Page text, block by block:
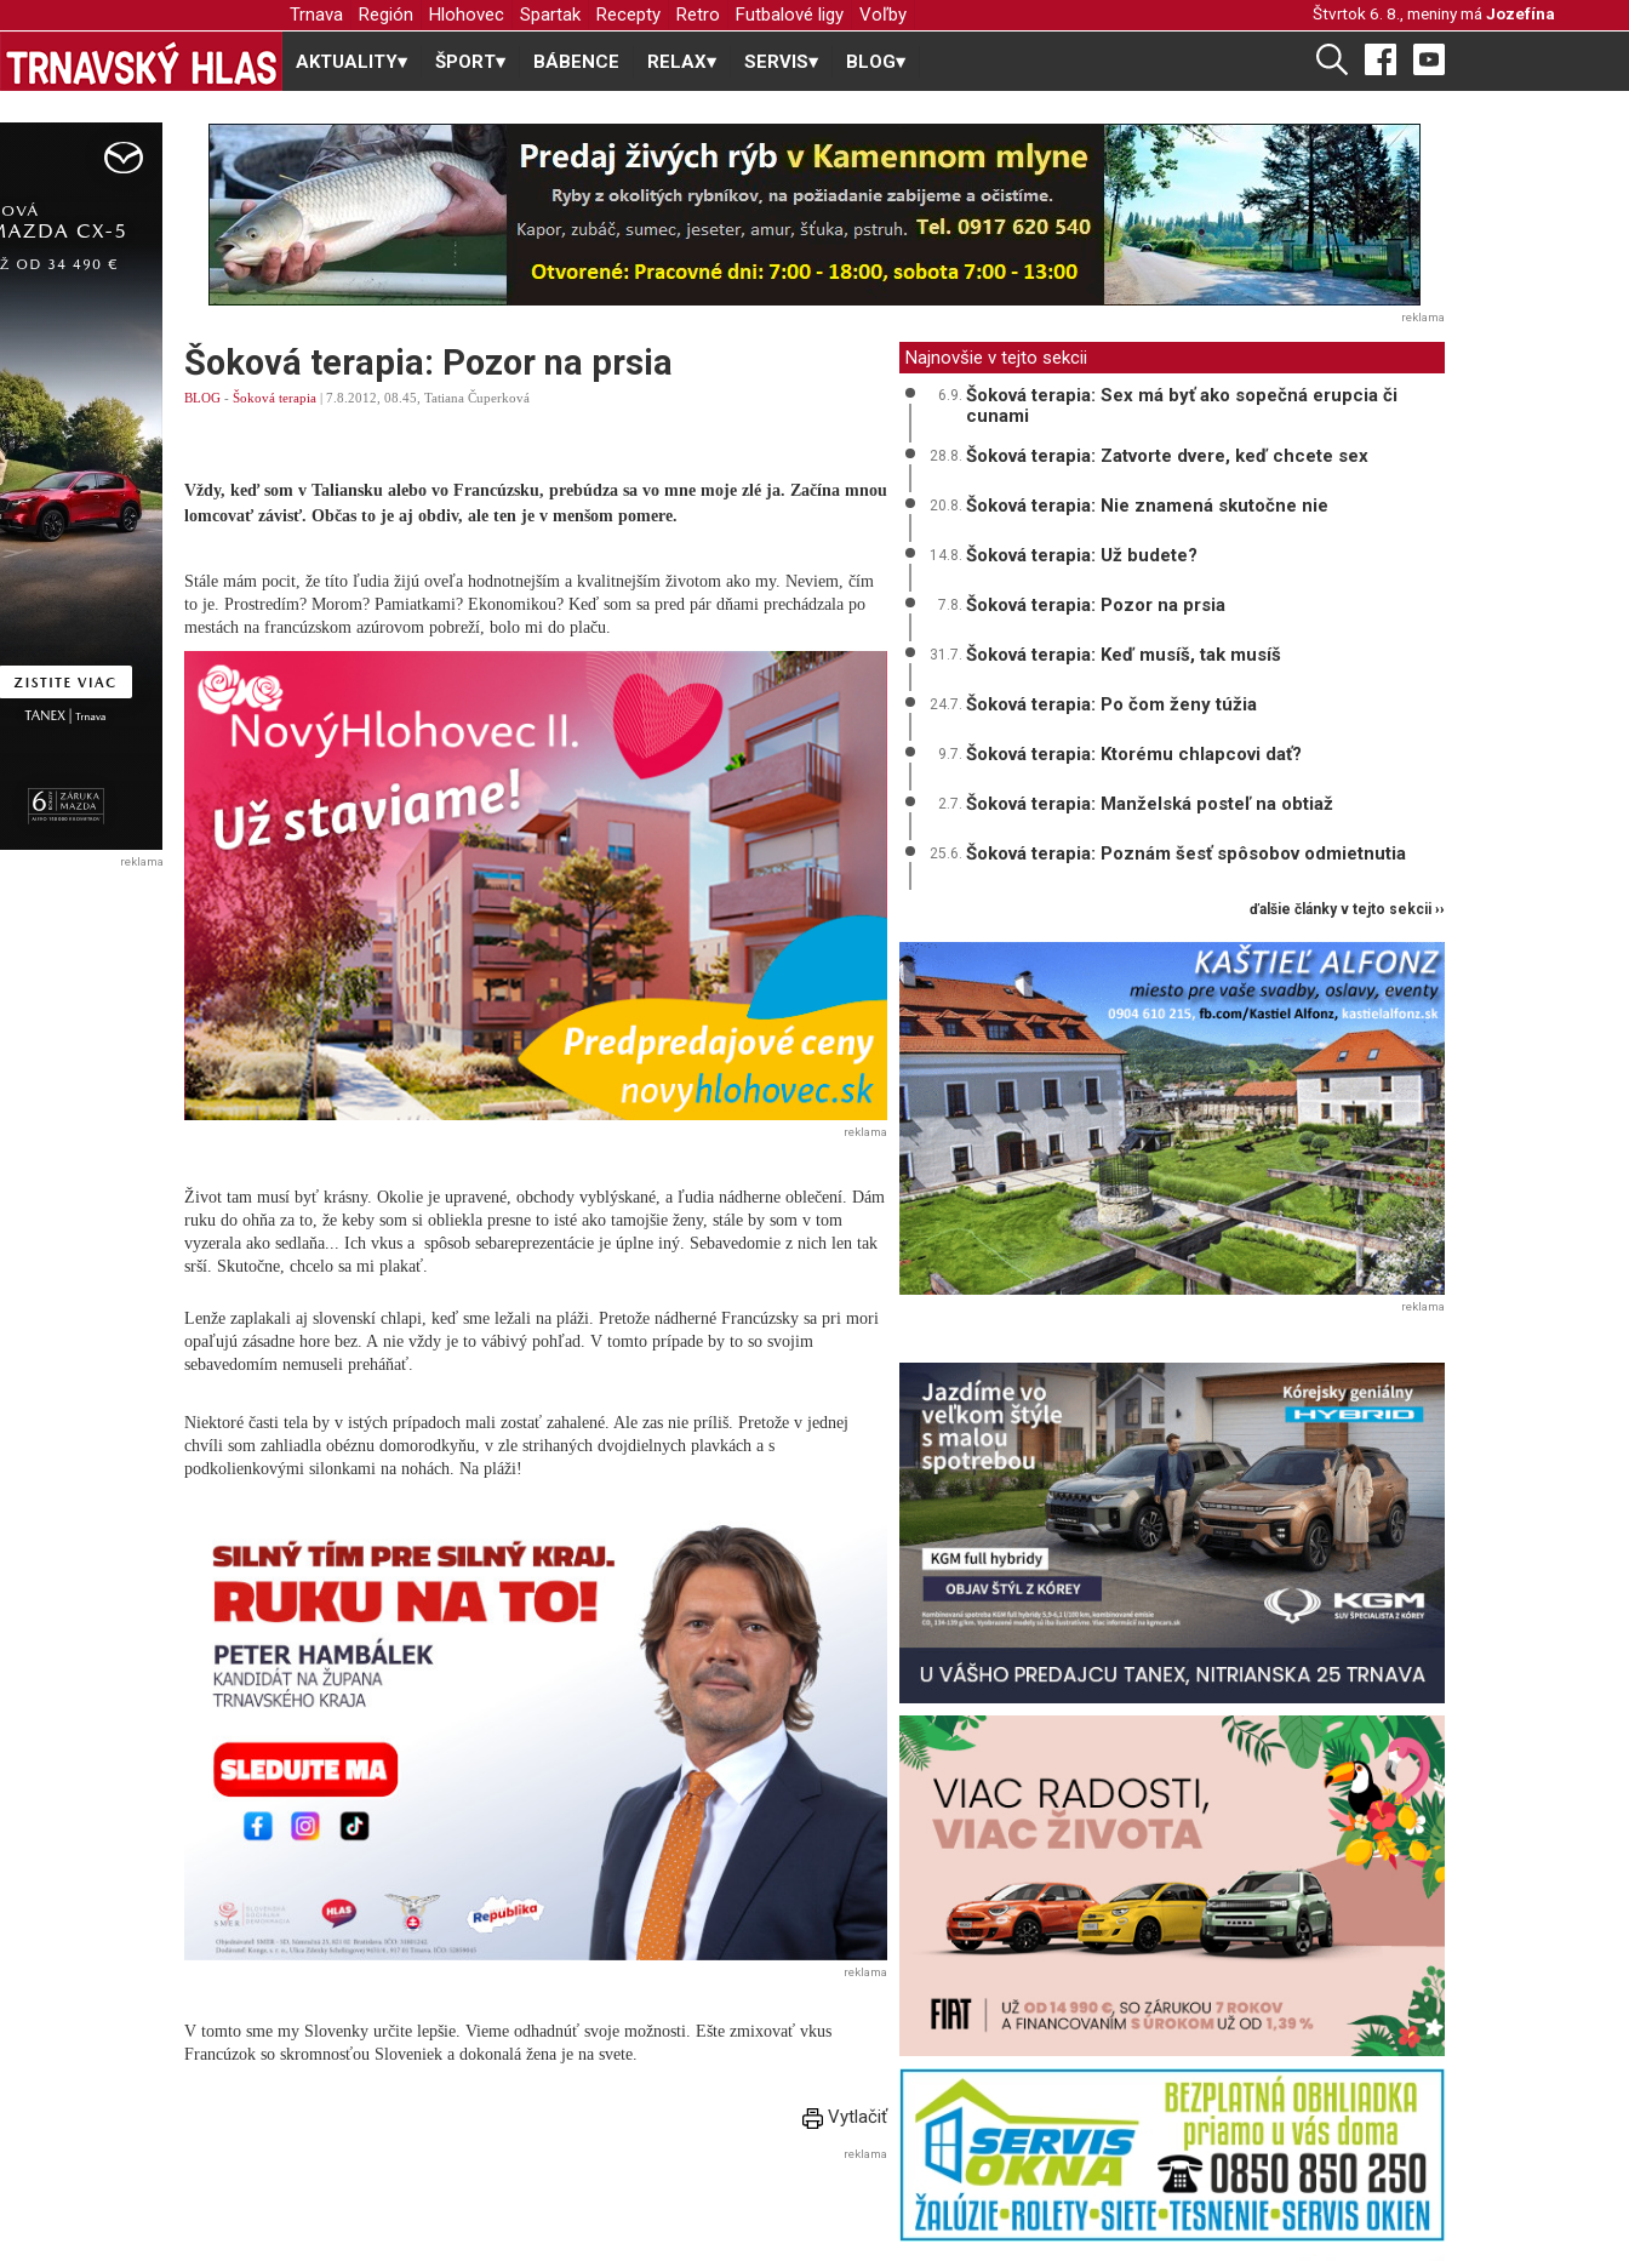
Trnava Región Hlohovec Spartak Recepty Retro Futbalové ligy Voľby Štvrtok 6. 8., meniny má Jozefína
AKTUALITY▾ ŠPORT▾ BÁBENCE RELAX▾ SERVIS▾ BLOG▾
reklama
Šoková terapia: Pozor na prsia
BLOG - Šoková terapia | 7.8.2012, 08.45, Tatiana Čuperková
Vždy, keď som v Taliansku alebo vo Francúzsku, prebúdza sa vo mne moje zlé ja. Začína mnou
lomcovať závisť. Občas to je aj obdiv, ale ten je v menšom pomere.
Stále mám pocit, že títo ľudia žijú oveľa hodnotnejším a kvalitnejším životom ako my. Neviem, čím
to je. Prostredím? Morom? Pamiatkami? Ekonomikou? Keď som sa pred pár dňami prechádzala po
mestách na francúzskom azúrovom pobreží, bolo mi do plaču.
reklama
Život tam musí byť krásny. Okolie je upravené, obchody vyblýskané, a ľudia nádherne oblečení. Dám
ruku do ohňa za to, že keby som si obliekla presne to isté ako tamojšie ženy, stále by som v tom
vyzerala ako sedlaňa... Ich vkus a spôsob sebareprezentácie je úplne iný. Sebavedomie z nich len tak
srší. Skutočne, chcelo sa mi plakať.
Lenže zaplakali aj slovenskí chlapi, keď sme ležali na pláži. Pretože nádherné Francúzsky sa pri mori
opaľujú zásadne hore bez. A nie vždy je to vábivý pohľad. V tomto prípade by to so svojim
sebavedomím nemuseli preháňať.
Niektoré časti tela by v istých prípadoch mali zostať zahalené. Ale zas nie príliš. Pretože v jednej
chvíli som zahliadla obéznu domorodkyňu, v zle strihaných dvojdielnych plavkách a s
podkolienkovými silonkami na nohách. Na pláži!
reklama
V tomto sme my Slovenky určite lepšie. Vieme odhadnúť svoje možnosti. Ešte zmixovať vkus
Francúzok so skromnosťou Sloveniek a dokonalá žena je na svete.
Vytlačiť
reklama
Najnovšie v tejto sekcii
6.9. Šoková terapia: Sex má byť ako sopečná erupcia či
cunami
28.8. Šoková terapia: Zatvorte dvere, keď chcete sex
20.8. Šoková terapia: Nie znamená skutočne nie
14.8. Šoková terapia: Už budete?
7.8. Šoková terapia: Pozor na prsia
31.7. Šoková terapia: Keď musíš, tak musíš
24.7. Šoková terapia: Po čom ženy túžia
9.7. Šoková terapia: Ktorému chlapcovi dať?
2.7. Šoková terapia: Manželská posteľ na obtiaž
25.6. Šoková terapia: Poznám šesť spôsobov odmietnutia
ďalšie články v tejto sekcii ››
reklama
reklama